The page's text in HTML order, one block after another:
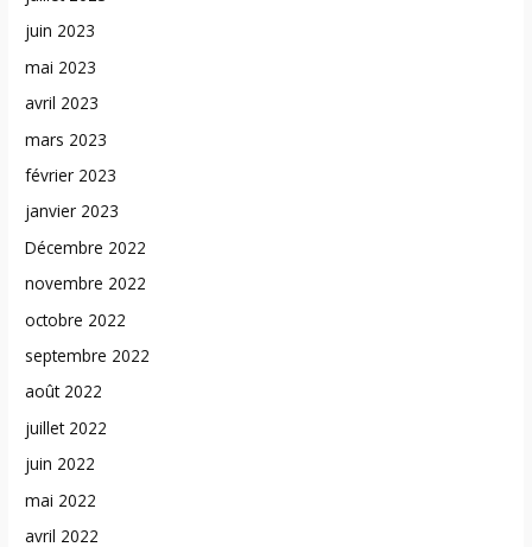
juin 2023
mai 2023
avril 2023
mars 2023
février 2023
janvier 2023
Décembre 2022
novembre 2022
octobre 2022
septembre 2022
août 2022
juillet 2022
juin 2022
mai 2022
avril 2022